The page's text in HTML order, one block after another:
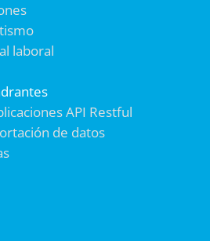
laboral
API Restful
de datos